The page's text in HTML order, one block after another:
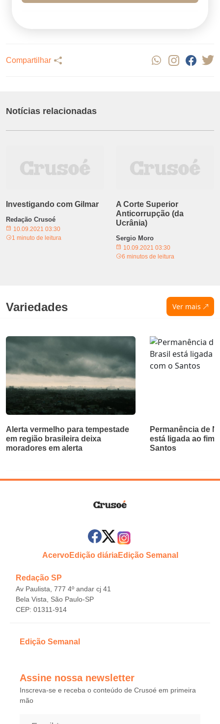
Compartilhar
Notícias relacionadas
Investigando com Gilmar
Redação Crusoé
10.09.2021 03:30
1 minuto de leitura
A Corte Superior
Anticorrupção (da
Ucrânia)
Sergio Moro
10.09.2021 03:30
6 minutos de leitura
Variedades Ver mais
Alerta vermelho para tempestade
em região brasileira deixa
moradores em alerta
Permanência de
está ligada ao fim
Santos
AcervoEdição diáriaEdição Semanal
Redação SP
Av Paulista, 777 4º andar cj 41
Bela Vista, São Paulo-SP
CEP: 01311-914
Edição Semanal
Assine nossa newsletter
Inscreva-se e receba o conteúdo de Crusoé em primeira
mão